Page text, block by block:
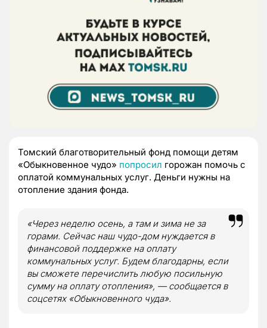
Томский благотворительный фонд помощи детям
«Обыкновенное чудо» попросил горожан помочь с
оплатой коммунальных услуг. Деньги нужны на
отопление здания фонда.
«Через неделю осень, а там и зима не за
горами. Сейчас наш чудо-дом нуждается в
финансовой поддержке на оплату
коммунальных услуг. Будем благодарны, если
вы сможете перечислить любую посильную
сумму на оплату отопления», — сообщается в
соцсетях «Обыкновенного чуда».